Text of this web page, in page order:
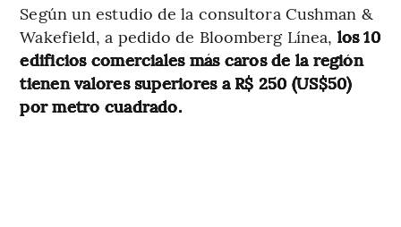
Según un estudio de la consultora Cushman &
Wakefield, a pedido de Bloomberg Línea, los 10
edificios comerciales más caros de la región
tienen valores superiores a R$ 250 (US$50)
por metro cuadrado.